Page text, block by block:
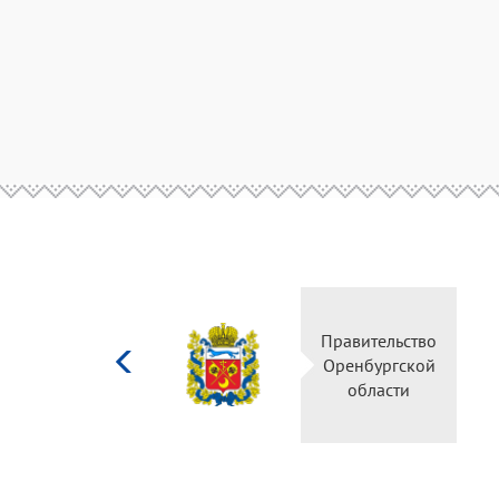
культуры
Российской
Правительство
Оренбургской
области